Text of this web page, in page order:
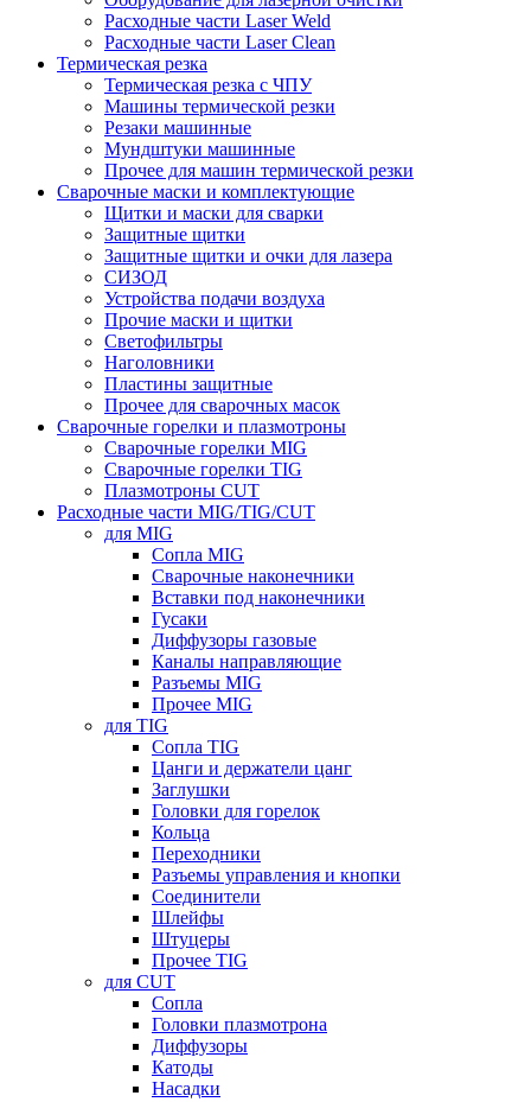
Расходные части Laser Weld
Расходные части Laser Clean
Термическая резка
Термическая резка с ЧПУ
Машины термической резки
Резаки машинные
Мундштуки машинные
Прочее для машин термической резки
Сварочные маски и комплектующие
Щитки и маски для сварки
Защитные щитки
Защитные щитки и очки для лазера
СИЗОД
Устройства подачи воздуха
Прочие маски и щитки
Светофильтры
Наголовники
Пластины защитные
Прочее для сварочных масок
Сварочные горелки и плазмотроны
Сварочные горелки MIG
Сварочные горелки TIG
Плазмотроны CUT
Расходные части MIG/TIG/CUT
для MIG
Сопла MIG
Сварочные наконечники
Вставки под наконечники
Гусаки
Диффузоры газовые
Каналы направляющие
Разъемы MIG
Прочее MIG
для TIG
Сопла TIG
Цанги и держатели цанг
Заглушки
Головки для горелок
Кольца
Переходники
Разъемы управления и кнопки
Соединители
Шлейфы
Штуцеры
Прочее TIG
для CUT
Сопла
Головки плазмотрона
Диффузоры
Катоды
Насадки